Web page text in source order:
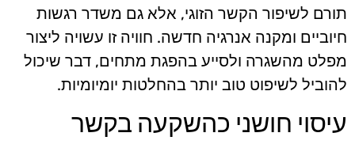
תורם לשיפור הקשר הזוגי, אלא גם משדר רגשות
חיוביים ומקנה אנרגיה חדשה. חוויה זו עשויה ליצור
מפלט מהשגרה ולסייע בהפגת מתחים, דבר שיכול
להוביל לשיפוט טוב יותר בהחלטות יומיומיות.
עיסוי חושני כהשקעה בקשר